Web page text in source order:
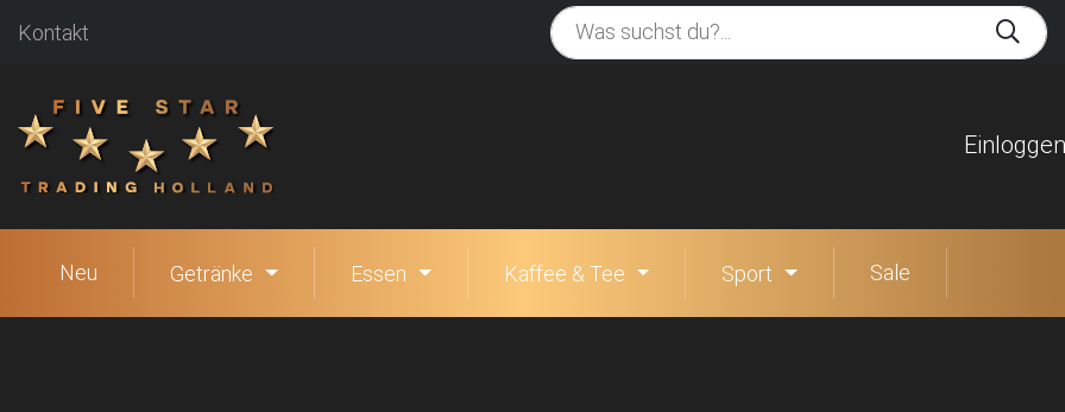
Kontakt
Einloggen
Neu Getränke Essen Kaffee & Tee Sport Sale